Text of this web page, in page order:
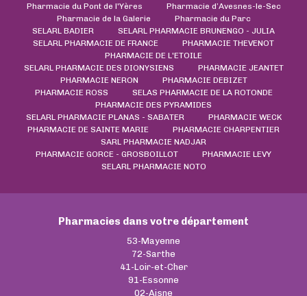
Pharmacie du Pont de l'Yères
Pharmacie d’Avesnes-le-Sec
Pharmacie de la Galerie
Pharmacie du Parc
SELARL BADIER
SELARL PHARMACIE BRUNENGO - JULIA
SELARL PHARMACIE DE FRANCE
PHARMACIE THEVENOT
PHARMACIE DE L'ETOILE
SELARL PHARMACIE DES DIONYSIENS
PHARMACIE JEANTET
PHARMACIE NERON
PHARMACIE DEBIZET
PHARMACIE ROSS
SELAS PHARMACIE DE LA ROTONDE
PHARMACIE DES PYRAMIDES
SELARL PHARMACIE PLANAS - SABATER
PHARMACIE WECK
PHARMACIE DE SAINTE MARIE
PHARMACIE CHARPENTIER
SARL PHARMACIE NADJAR
PHARMACIE GORCE - GROSBOILLOT
PHARMACIE LEVY
SELARL PHARMACIE NOTO
Pharmacies dans votre département
53-Mayenne
72-Sarthe
41-Loir-et-Cher
91-Essonne
02-Aisne